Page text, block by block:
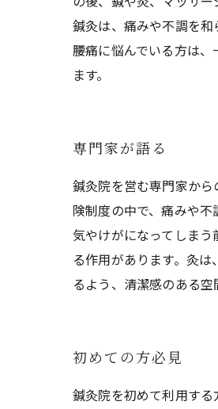
鍼灸は、痛みや不調を
腰痛に悩んでいる方は
ます。
専門家が語る
鍼灸院を営む専門家か
険制度の中で、痛みや
気やけがになってしま
る作用があります。灸
るよう、清潔感のある
初めての方必見
鍼灸院を初めて利用す